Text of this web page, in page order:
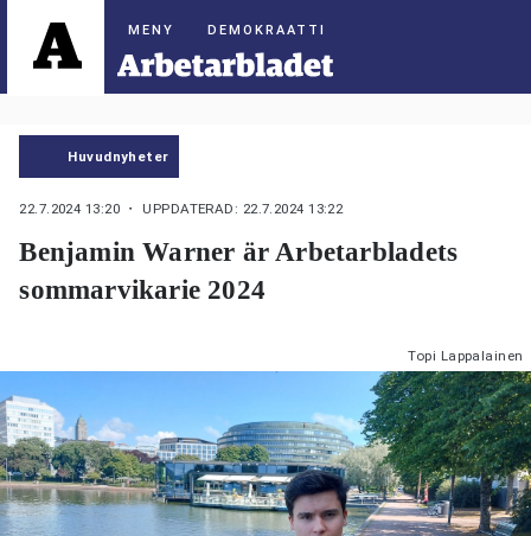
DEMOKRAATTI
Huvudnyheter
22.7.2024 13:20 ・ UPPDATERAD: 22.7.2024 13:22
Benjamin Warner är Arbetarbladets
sommarvikarie 2024
Topi Lappalainen